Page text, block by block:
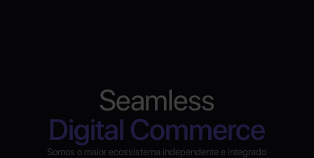
Seamless
Digital Commerce
Somos o maior ecossistema independente e integrado